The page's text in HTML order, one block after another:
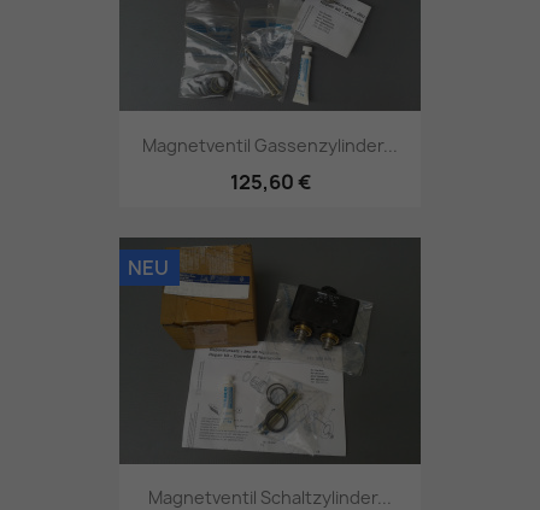
Magnetventil Gassenzylinder...
125,60 €
Magnetventil Schaltzylinder...
NEU